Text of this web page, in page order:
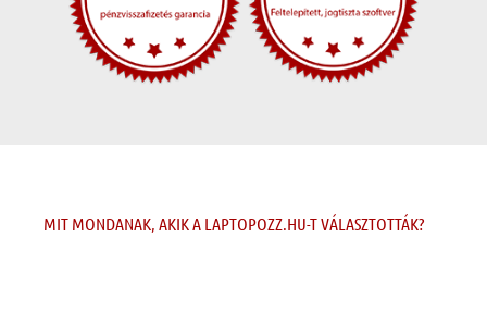
MIT MONDANAK, AKIK A LAPTOPOZZ.HU-T VÁLASZTOTTÁK?